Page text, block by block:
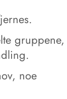
gruppene,
noe